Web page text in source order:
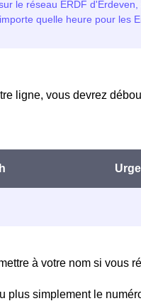
ligne, vous devrez
à votre nom si vous
plus simplement le